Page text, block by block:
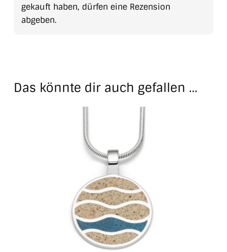
gekauft haben, dürfen eine Rezension
abgeben.
Das könnte dir auch gefallen …